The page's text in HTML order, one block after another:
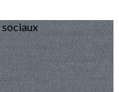
sociaux